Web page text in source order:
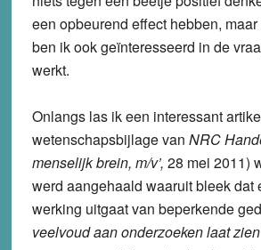
een opbeurend effect hebben,
ben ik ook geïnteresseerd in de
werkt.
Onlangs las ik een interessant
wetenschapsbijlage van NRC
menselijk brein, m/v’, 28 mei 2011)
werd aangehaald waaruit bleek dat
werking uitgaat van beperkende
veelvoud aan onderzoeken laat